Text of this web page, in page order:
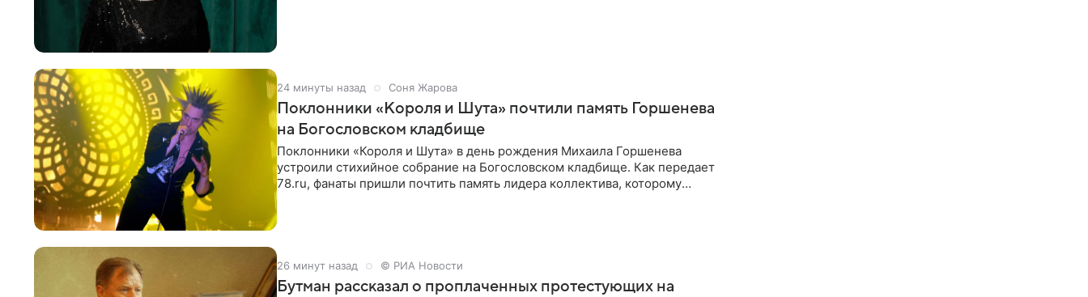
24 минуты назад Соня Жарова
Поклонники «Короля и Шута» почтили память Горшенева
на Богословском кладбище
Поклонники «Короля и Шута» в день рождения Михаила Горшенева
устроили стихийное собрание на Богословском кладбище. Как передает
78.ru, фанаты пришли почтить память лидера коллектива, которому
26 минут назад © РИА Новости
Бутман рассказал о проплаченных протестующих на